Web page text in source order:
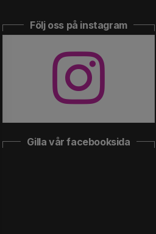
Följ oss på instagram
Gilla vår facebooksida